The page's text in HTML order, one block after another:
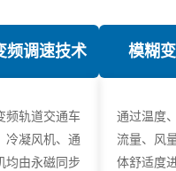
频调速技术
频轨道交通车
冷凝风机、通
均由永磁同步
模糊
通过温度
流量、风
体舒适度